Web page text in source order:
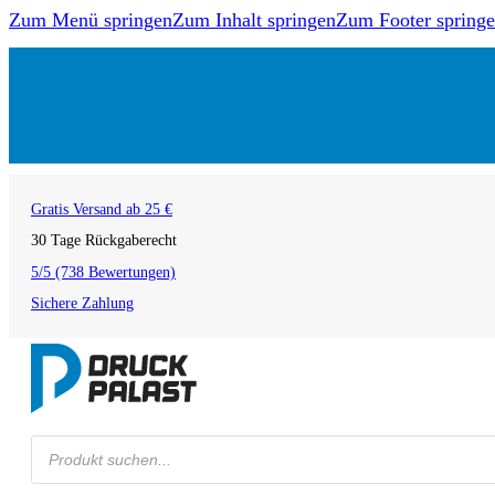
Zum Menü springenZum Inhalt springenZum Footer
Gratis Versand ab 25 €
30 Tage Rückgaberecht
5/5 (738 Bewertungen)
Sichere Zahlung
Products
search